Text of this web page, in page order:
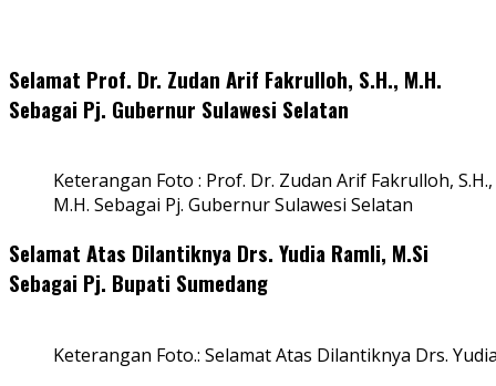
Selamat Prof. Dr. Zudan Arif Fakrulloh, S.H., M.H.
Sebagai Pj. Gubernur Sulawesi Selatan
Keterangan Foto : Prof. Dr. Zudan Arif Fakrulloh, S.H.,
M.H. Sebagai Pj. Gubernur Sulawesi Selatan
Selamat Atas Dilantiknya Drs. Yudia Ramli, M.Si
Sebagai Pj. Bupati Sumedang
Keterangan Foto.: Selamat Atas Dilantiknya Drs.